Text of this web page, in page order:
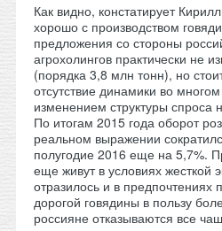
Как видно, констатирует
хорошо с производством
предложения со стороны
агрохолингов практически не
(порядка 3,8 млн тонн), но
отсутствие динамики во
изменением структуры
По итогам 2015 года оборот
реальном выражении
полугодие 2016 еще на 5,7%.
еще живут в условиях жесткой
отразилось и в предпочтениях
дорогой говядины в пользу
россияне отказываются все